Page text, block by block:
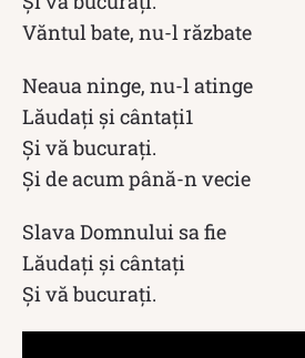
Văntul bate, nu-l răzbate
Neaua ninge, nu-l atinge
Lăudați și cântați1
Și vă bucurați.
Și de acum până-n vecie
Slava Domnului sa fie
Lăudați și cântați
Și vă bucurați.